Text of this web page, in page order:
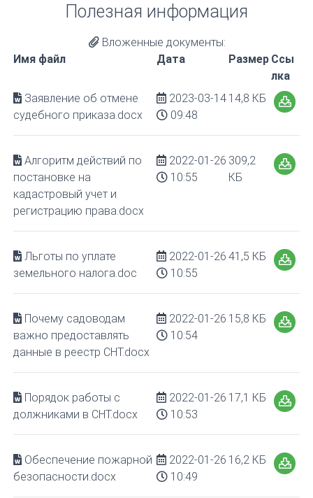
Полезная информация
Вложенные документы:
Имя файл
Дата Размер Ссы
лка
Заявление об отмене
судебного приказа.docx
2023-03-14
09:48
14,8 КБ
Алгоритм действий по
постановке на
кадастровый учет и
регистрацию права.docx
2022-01-26
10:55
309,2
КБ
Льготы по уплате
земельного налога.doc
2022-01-26
10:55
41,5 КБ
Почему садоводам
важно предоставлять
данные в реестр СНТ.docx
2022-01-26
10:54
15,8 КБ
Порядок работы с
должниками в СНТ.docx
2022-01-26
10:53
17,1 КБ
Обеспечение пожарной
безопасности.docx
2022-01-26
10:49
16,2 КБ